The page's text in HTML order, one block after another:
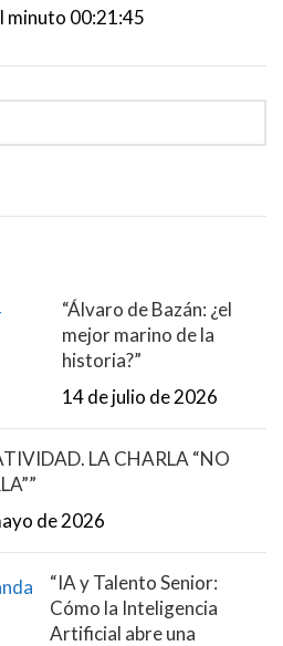
minuto 00:21:45
“Álvaro de Bazán: ¿el
mejor marino de la
historia?”
14 de julio de 2026
LA CHARLA “NO
de 2026
“IA y Talento Senior:
Cómo la Inteligencia
Artificial abre una